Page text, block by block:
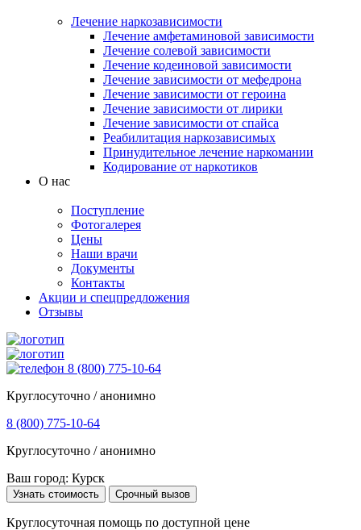
Лечение наркозависимости
Лечение амфетаминовой зависимости
Лечение солевой зависимости
Лечение кодеиновой зависимости
Лечение зависимости от мефедрона
Лечение зависимости от героина
Лечение зависимости от лирики
Лечение зависимости от спайса
Реабилитация наркозависимых
Принудительное лечение наркомании
Кодирование от наркотиков
О нас
Поступление
Фотогалерея
Цены
Наши врачи
Документы
Контакты
Акции и спецпредложения
Отзывы
8 (800) 775-10-64
Круглосуточно / анонимно
8 (800) 775-10-64
Круглосуточно / анонимно
Ваш город: Курск
Узнать стоимость Срочный вызов
Круглосуточная помощь по доступной цене